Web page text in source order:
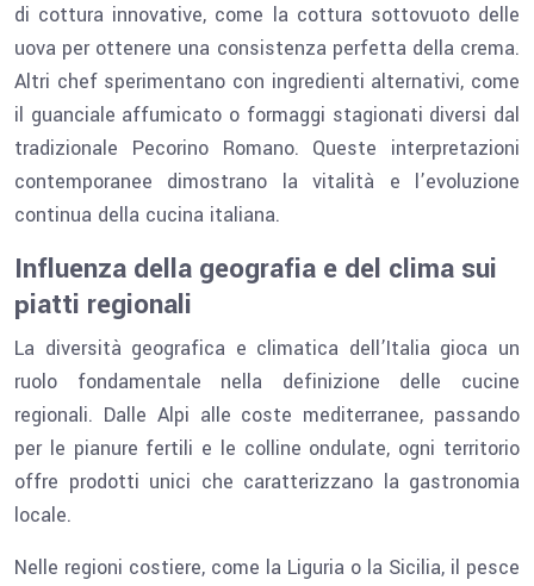
di cottura innovative, come la cottura sottovuoto delle
uova per ottenere una consistenza perfetta della crema.
Altri chef sperimentano con ingredienti alternativi, come
il guanciale affumicato o formaggi stagionati diversi dal
tradizionale Pecorino Romano. Queste interpretazioni
contemporanee dimostrano la vitalità e l’evoluzione
continua della cucina italiana.
Influenza della geografia e del clima sui
piatti regionali
La diversità geografica e climatica dell’Italia gioca un
ruolo fondamentale nella definizione delle cucine
regionali. Dalle Alpi alle coste mediterranee, passando
per le pianure fertili e le colline ondulate, ogni territorio
offre prodotti unici che caratterizzano la gastronomia
locale.
Nelle regioni costiere, come la Liguria o la Sicilia, il pesce